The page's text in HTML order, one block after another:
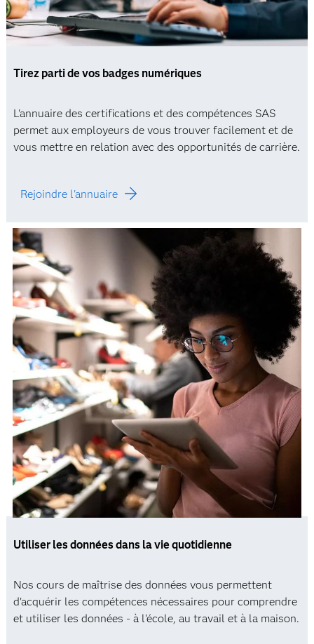
Tirez parti de vos badges numériques
L'annuaire des certifications et des compétences SAS
permet aux employeurs de vous trouver facilement et de
vous mettre en relation avec des opportunités de carrière.
Rejoindre l'annuaire
Utiliser les données dans la vie quotidienne
Nos cours de maîtrise des données vous permettent
d'acquérir les compétences nécessaires pour comprendre
et utiliser les données - à l'école, au travail et à la maison.